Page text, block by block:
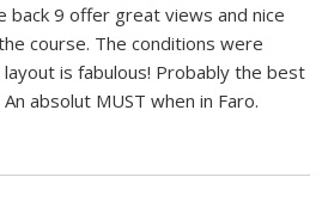
back 9 offer great views and nice
course. The conditions were
is fabulous! Probably the best
absolut MUST when in Faro.